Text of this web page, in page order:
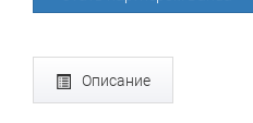
Описание